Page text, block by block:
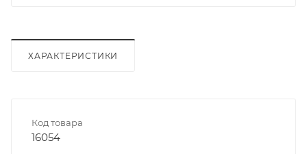
ХАРАКТЕРИСТИКИ
Код товара
16054